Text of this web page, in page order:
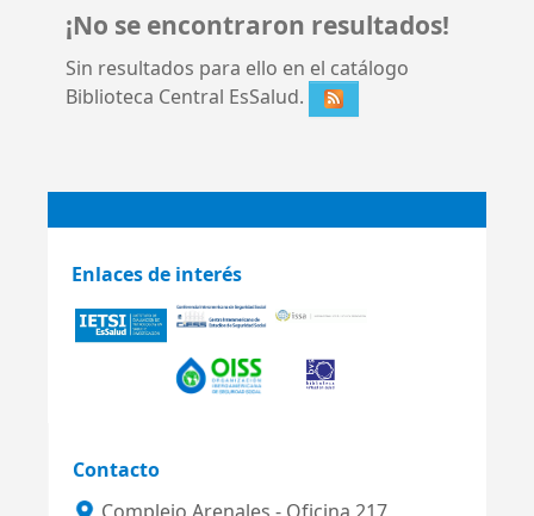
¡No se encontraron resultados!
Sin resultados para ello en el catálogo
Biblioteca Central EsSalud.
Enlaces de interés
Contacto